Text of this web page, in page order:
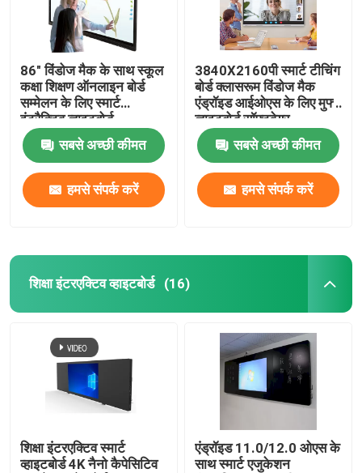
86" विंडोज मैक के साथ स्कूल
कक्षा शिक्षण ऑनलाइन बोर्ड
सम्मेलन के लिए स्मार्ट
इंटरैक्टिव व्हाइटबोर्ड
सबसे अच्छी कीमत
हमसे संपर्क करें
3840X2160पी स्मार्ट टीचिंग
बोर्ड क्लासरूम विंडोज मैक
एंड्रॉइड आईओएस के लिए मुफ्त
व्हाइटबोर्ड सॉफ्टवेयर
सबसे अच्छी कीमत
हमसे संपर्क करें
शिक्षा इंटरएक्टिव व्हाइटबोर्ड (16)
शिक्षा इंटरएक्टिव स्मार्ट
व्हाइटबोर्ड 4K नैनो कैपेसिटिव
एंड्रॉइड 11.0/12.0 ओएस के
साथ स्मार्ट एजुकेशन